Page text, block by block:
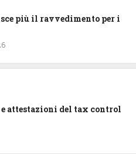
più il ravvedimento per i
attestazioni del tax control